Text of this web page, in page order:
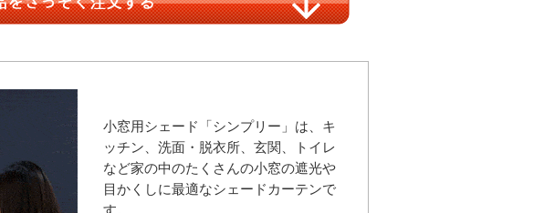
小窓用シェード「シンプリー」は、キ
ッチン、洗面・脱衣所、玄関、トイレ
など家の中のたくさんの小窓の遮光や
目かくしに最適なシェードカーテンで